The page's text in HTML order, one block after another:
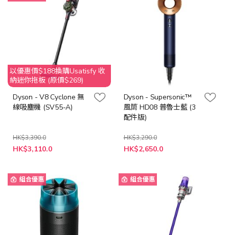
以優惠價$188換購Usatisfy 收
納迷你拖板 (原價$269)
Dyson - V8 Cyclone 無
線吸塵機 (SV55-A)
HK$3,390.0
特
殊
HK$3,110.0
Dyson - Supersonic™
風筒 HD08 普魯士藍 (3
配件版)
HK$3,290.0
特
殊
HK$2,650.0
組合優惠 組合優惠